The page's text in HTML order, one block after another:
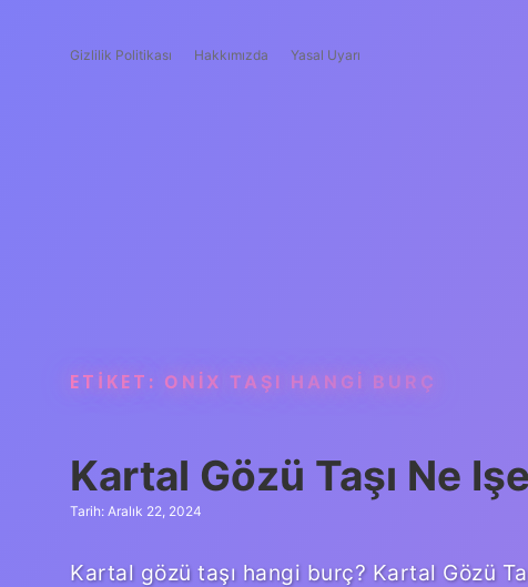
Gizlilik Politikası Hakkımızda Yasal Uyarı
ETIKET: ONIX TAŞI HANGI BURÇ
Kartal Gözü Taşı Ne
Tarih: Aralık 22, 2024
Kartal gözü taşı hangi burç? Kartal Gözü